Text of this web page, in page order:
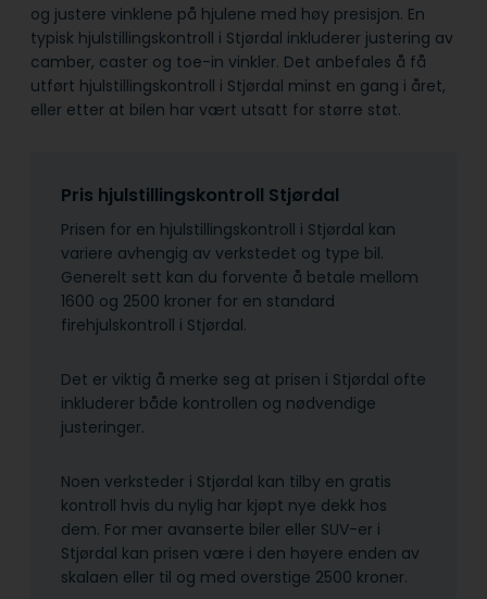
og justere vinklene på hjulene med høy presisjon. En
typisk hjulstillingskontroll i Stjørdal inkluderer justering av
camber, caster og toe-in vinkler. Det anbefales å få
utført hjulstillingskontroll i Stjørdal minst en gang i året,
eller etter at bilen har vært utsatt for større støt.
Pris hjulstillingskontroll Stjørdal
Prisen for en hjulstillingskontroll i Stjørdal kan
variere avhengig av verkstedet og type bil.
Generelt sett kan du forvente å betale mellom
1600 og 2500 kroner for en standard
firehjulskontroll i Stjørdal.
Det er viktig å merke seg at prisen i Stjørdal ofte
inkluderer både kontrollen og nødvendige
justeringer.
Noen verksteder i Stjørdal kan tilby en gratis
kontroll hvis du nylig har kjøpt nye dekk hos
dem. For mer avanserte biler eller SUV-er i
Stjørdal kan prisen være i den høyere enden av
skalaen eller til og med overstige 2500 kroner.